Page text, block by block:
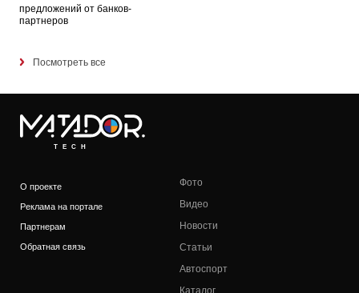
предложений от банков-
партнеров
Посмотреть все
TECH
О проекте
Реклама на портале
Партнерам
Обратная связь
Фото
Видео
Новости
Статьи
Автоспорт
Каталог